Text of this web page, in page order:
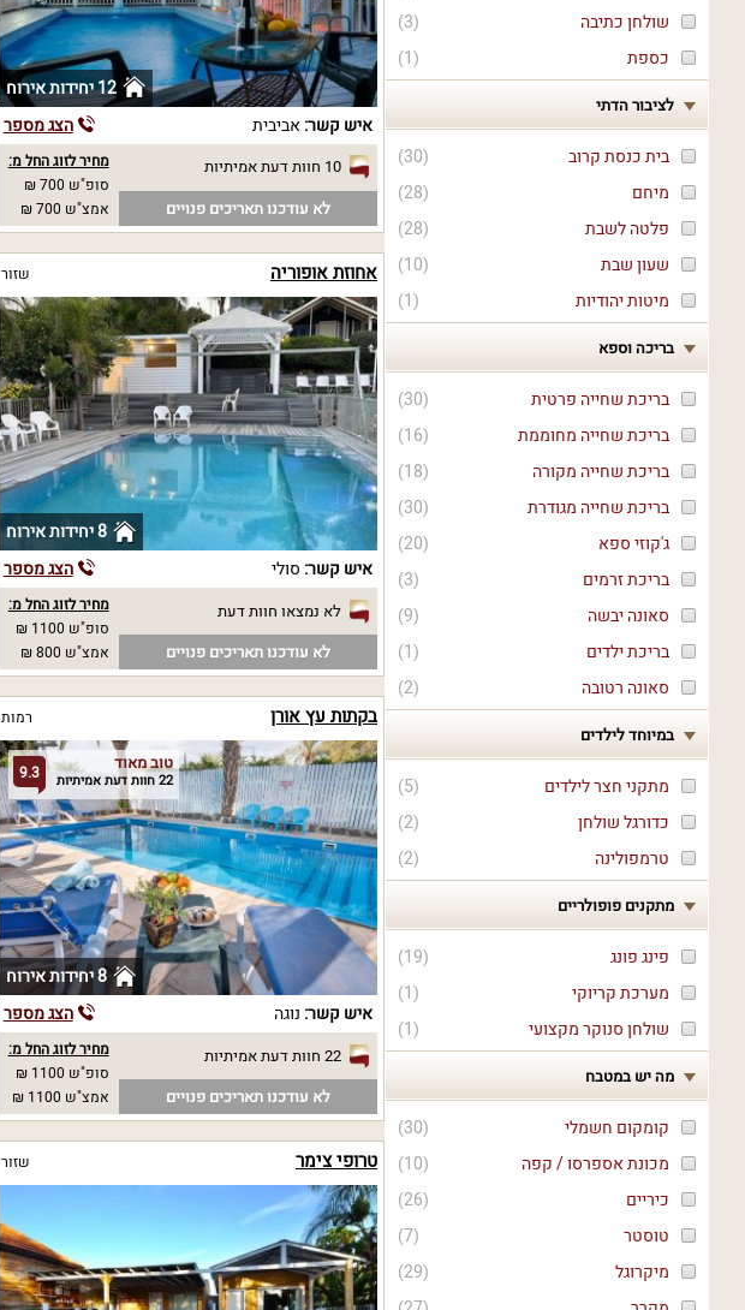
(
3
)
שולחן כתיבה
(
1
) כספת
לציבור הדתי
(
30
)
בית כנסת קרוב
(
28
)
מיחם
(
28
)
פלטה לשבת
(
10
)
שעון שבת
(
1
) מיטות יהודיות
בריכה וספא
(
30
)
בריכת שחייה פרטית
(
16
)
בריכת שחייה מחוממת
(
18
)
בריכת שחייה מקורה
(
30
)
בריכת שחייה מגודרת
(
20
)
ג'קוזי ספא
(
3
)
בריכת זרמים
(
9
)
סאונה יבשה
(
1
)
בריכת ילדים
(
2
) סאונה רטובה
במיוחד לילדים
(
5
)
מתקני חצר לילדים
(
2
)
כדורגל שולחן
(
2
) טרמפולינה
מתקנים פופולריים
(
19
)
פינג פונג
(
1
)
מערכת קריוקי
(
1
) שולחן סנוקר מקצועי
מה יש במטבח
(
30
)
קומקום חשמלי
(
10
)
מכונת אספרסו / קפה
(
26
)
כיריים
(
7
)
טוסטר
(
29
)
מיקרוגל
12 יחידות אירוח
איש קשר: אביבית הצג מספר
10 חוות דעת אמיתיות
לא עודכנו תאריכים פנויים
מחיר לזוג החל מ:
סופ"ש 700 ₪
אמצ"ש 700 ₪
אחוזת אופוריה שזור
8 יחידות אירוח
איש קשר: סולי הצג מספר
לא נמצאו חוות דעת
לא עודכנו תאריכים פנויים
מחיר לזוג החל מ:
סופ"ש 1100 ₪
אמצ"ש 800 ₪
בקתות עץ אורן רמות
9.3 טוב מאוד
22 חוות דעת אמיתיות
8 יחידות אירוח
איש קשר: נוגה הצג מספר
22 חוות דעת אמיתיות
לא עודכנו תאריכים פנויים
מחיר לזוג החל מ:
סופ"ש 1100 ₪
אמצ"ש 1100 ₪
טרופי צימר שזור